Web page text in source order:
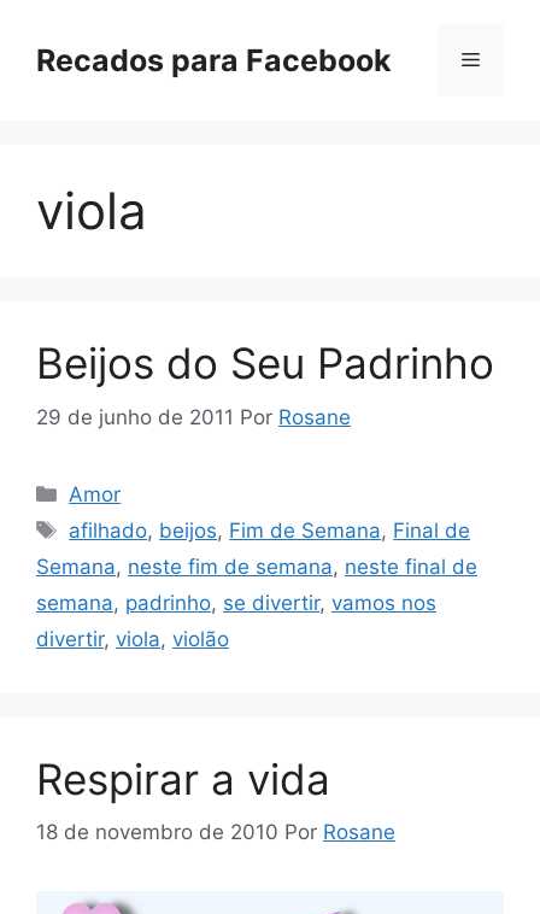
paraRecados para Facebook Menu
viola
Beijos do Seu Padrinho
29 de junho de 2011 Por Rosane
Categorias
Amor
Tags
afilhado, beijos, Fim de Semana, Final de
Semana, neste fim de semana, neste final de
semana, padrinho, se divertir, vamos nos
divertir, viola, violão
Respirar a vida
18 de novembro de 2010 Por Rosane